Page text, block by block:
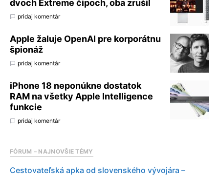
dvoch Extreme čipoch, oba zrušil
pridaj komentár
Apple žaluje OpenAI pre korporátnu
špionáž
pridaj komentár
iPhone 18 neponúkne dostatok
RAM na všetky Apple Intelligence
funkcie
pridaj komentár
FÓRUM – NAJNOVŠIE TÉMY
Cestovateľská apka od slovenského vývojára –